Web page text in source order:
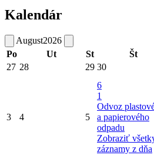
Kalendár
August2026
Po
Ut St Št
27 28 29 30
3 4 5
6
1
Odvoz
a papierového
odpadu
Zobraziť
záznamy z dňa